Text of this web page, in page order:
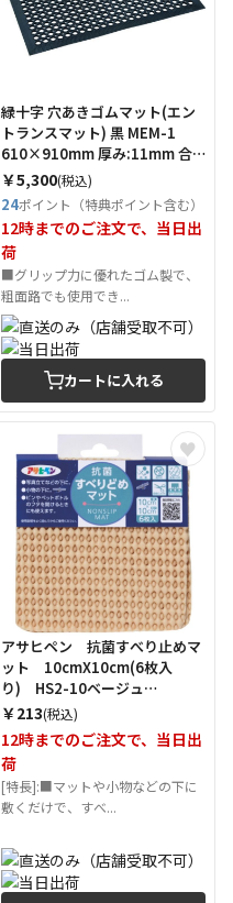
緑十字 穴あきゴムマット(エン
トランスマット) 黒 MEM-1
610×910mm 厚み:11mm 合
成ゴム製 （Tcode：
1478240）
￥5,300(税込)
24ポイント（特典ポイント含む）
12時までのご注文で、当日出
荷
■グリップ力に優れたゴム製で、
粗面路でも使用でき...
カートに入れる
アサヒペン 抗菌すべり止めマ
ット 10cmX10cm(6枚入
り) HS2-10ベージュ
（Tcode：5862630）
￥213(税込)
12時までのご注文で、当日出
荷
[特長]:■マットや小物などの下に
敷くだけで、すべ...